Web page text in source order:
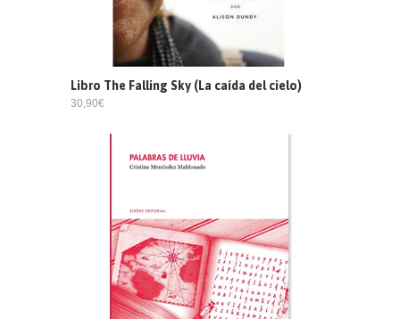
Libro The Falling Sky (La caída del cielo)
30,90€